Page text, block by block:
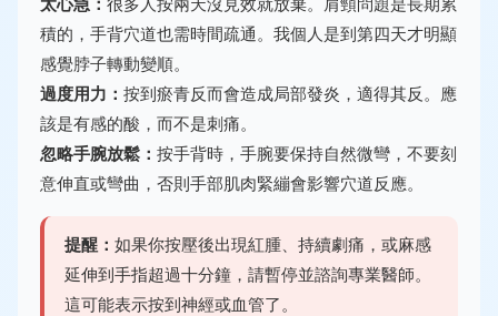
積的，手背穴道也需時間疏通。我個人是到第四天才明顯
感覺脖子轉動變順。
過度用力： 按到瘀青反而會造成局部發炎，適得其反。應
該是有感的酸，而不是刺痛。
忽略手腕放鬆： 按手背時，手腕要保持自然微彎，不要刻
意伸直或彎曲，否則手部肌肉緊繃會影響穴道反應。
提醒： 如果你按壓後出現紅腫、持續劇痛，或麻感
延伸到手指超過十分鐘，請暫停並諮詢專業醫師。
這可能表示按到神經或血管了。